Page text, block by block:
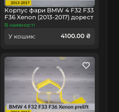
Корпус фари BMW 4 F32 F33
F36 Xenon (2013-2017) дорест
лівий
В наявності
У кошик: 4100.00 ₴